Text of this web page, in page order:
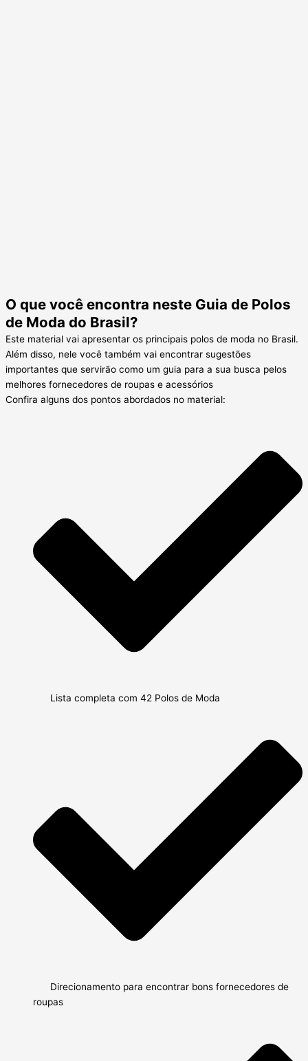
O que você encontra neste Guia de Polos
de Moda do Brasil?
Este material vai apresentar os principais polos de moda no Brasil.
Além disso, nele você também vai encontrar sugestões
importantes que servirão como um guia para a sua busca pelos
melhores fornecedores de roupas e acessórios
Confira alguns dos pontos abordados no material:
Lista completa com 42 Polos de Moda
Direcionamento para encontrar bons fornecedores de
roupas